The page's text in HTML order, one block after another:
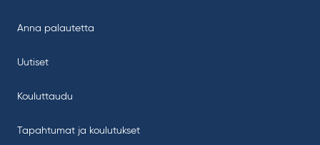
Anna palautetta
Uutiset
Kouluttaudu
Tapahtumat ja koulutukset